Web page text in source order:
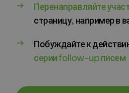
Перенаправляйте
страницу, например в
Побуждайте к
серии follow-up писем